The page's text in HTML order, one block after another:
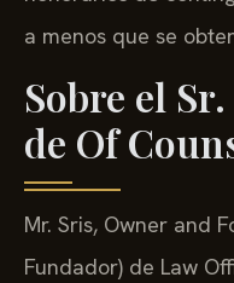
a menos que se
Sobre el
de Of
Mr. Sris, Owner and
Fundador) de Law